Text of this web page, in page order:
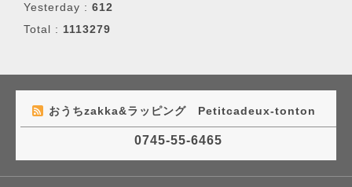
Yesterday : 612
Total : 1113279
おうちzakka&ラッピング Petitcadeux-tonton
0745-55-6465